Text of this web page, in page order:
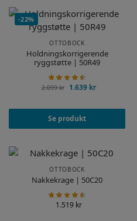
-22%
OTTOBOCK
Holdningskorrigerende
ryggstøtte | 50R49
2.099kr 1.639 kr
Se produkt
OTTOBOCK
Nakkekrage | 50C20
1.519 kr